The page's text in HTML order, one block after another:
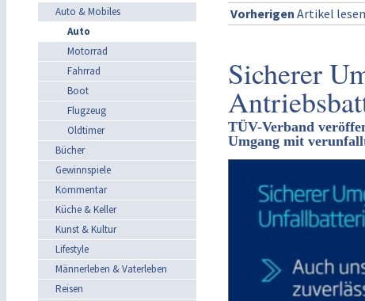
Auto & Mobiles
Auto
Motorrad
Fahrrad
Boot
Flugzeug
Oldtimer
Bücher
Gewinnspiele
Kommentar
Küche & Keller
Kunst & Kultur
Lifestyle
Männerleben & Vaterleben
Reisen
Vorherigen Artikel lesen
Sicherer
TÜV-Verband
Umgang mit